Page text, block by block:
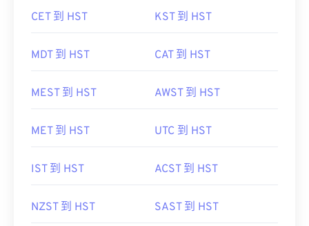
CET 到 HST KST 到 HST
MDT 到 HST CAT 到 HST
MEST 到 HST AWST 到 HST
MET 到 HST UTC 到 HST
IST 到 HST ACST 到 HST
NZST 到 HST SAST 到 HST